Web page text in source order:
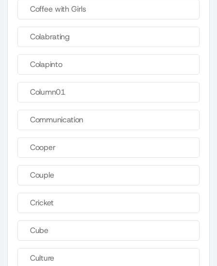
Coffee with Girls
Colabrating
Colapinto
Column01
Communication
Cooper
Couple
Cricket
Cube
Culture